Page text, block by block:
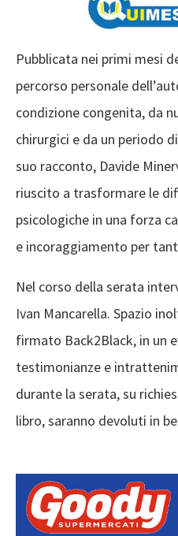
Pubblicata nei primi mesi
percorso personale
condizione congenita, da
chirurgici e da un periodo
suo racconto, Davide
riuscito a trasformare le
psicologiche in una forza
e incoraggiamento per
Nel corso della serata
Ivan Mancarella. Spazio
firmato Back2Black, in un
testimonianze e
durante la serata, su
libro, saranno devoluti in